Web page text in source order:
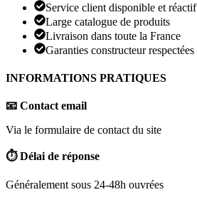
Service client disponible et réactif
Large catalogue de produits
Livraison dans toute la France
Garanties constructeur respectées
INFORMATIONS PRATIQUES
📧 Contact email
Via le formulaire de contact du site
⏱️ Délai de réponse
Généralement sous 24-48h ouvrées